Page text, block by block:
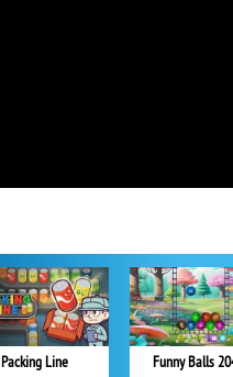
Packing Line Funny Balls